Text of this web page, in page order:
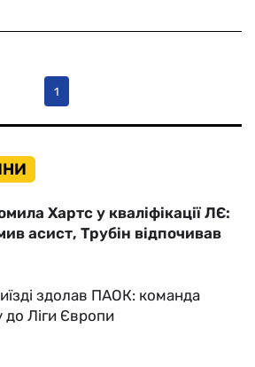
1
Хартс у кваліфікації ЛЄ:
асист, Трубін відпочивав
здолав ПАОК: команда
до Ліги Європи